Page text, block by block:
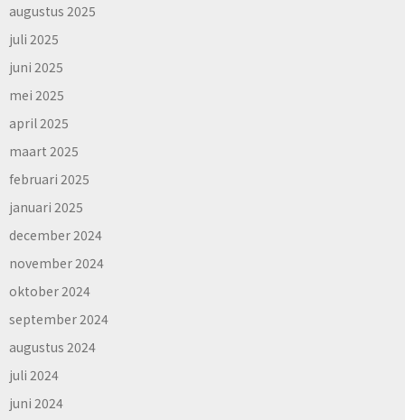
augustus 2025
juli 2025
juni 2025
mei 2025
april 2025
maart 2025
februari 2025
januari 2025
december 2024
november 2024
oktober 2024
september 2024
augustus 2024
juli 2024
juni 2024